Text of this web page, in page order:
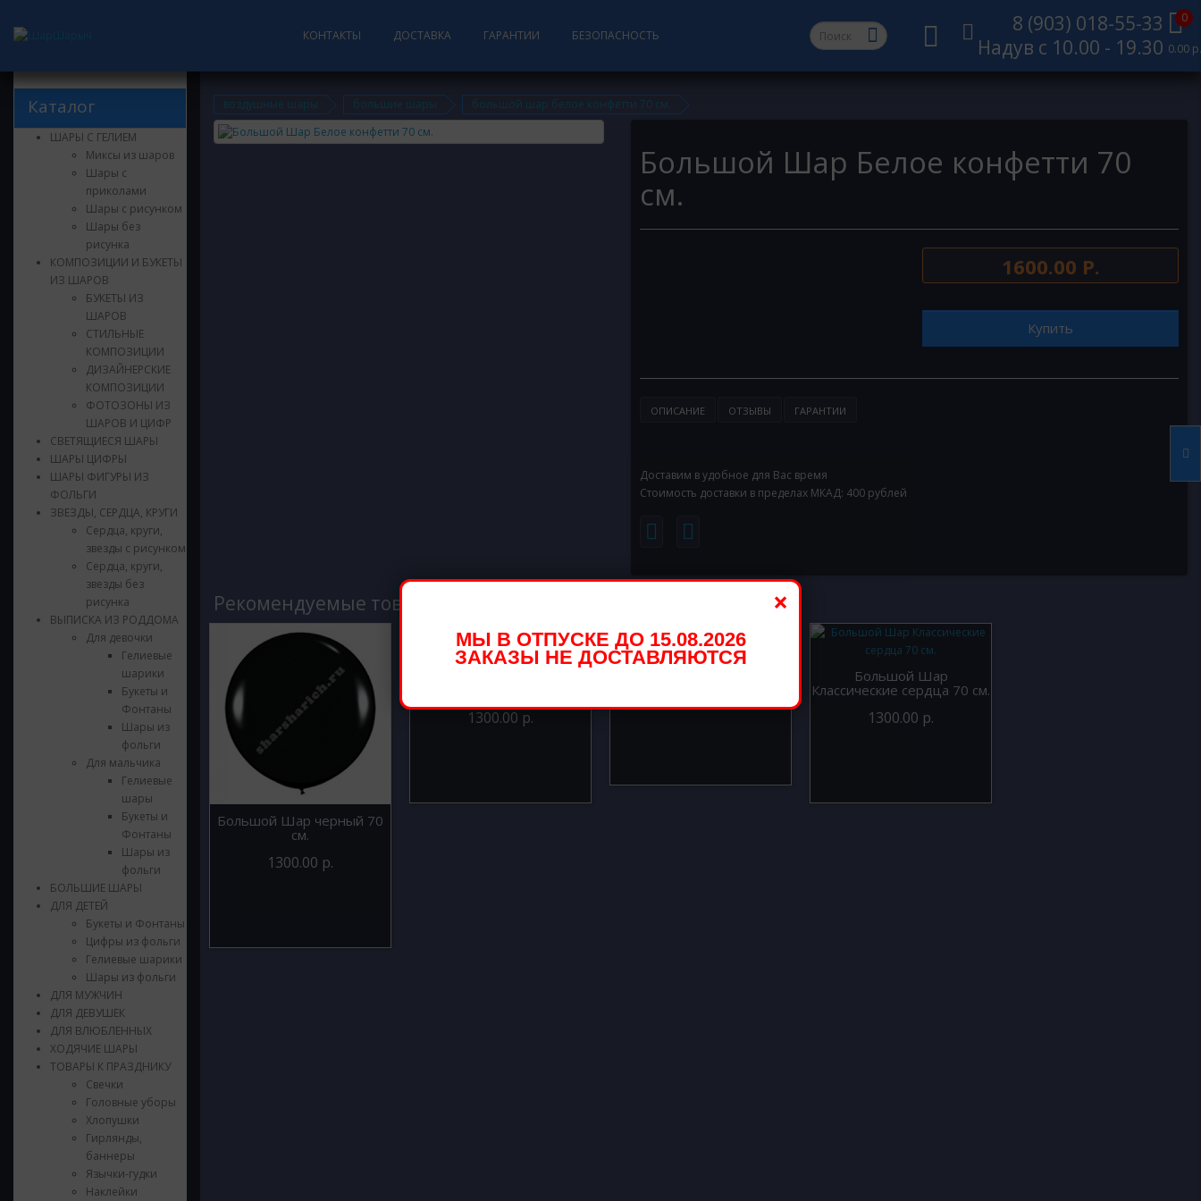
КОНТАКТЫ ДОСТАВКА ГАРАНТИИ БЕЗОПАСНОСТЬ
8 (903) 018-55-33
Надув с 10.00 - 19.30
0
0.00 р.
Каталог
ШАРЫ С ГЕЛИЕМ
Миксы из шаров
Шары с
приколами
Шары с рисунком
Шары без
рисунка
КОМПОЗИЦИИ И БУКЕТЫ
ИЗ ШАРОВ
БУКЕТЫ ИЗ
ШАРОВ
СТИЛЬНЫЕ
КОМПОЗИЦИИ
ДИЗАЙНЕРСКИЕ
КОМПОЗИЦИИ
ФОТОЗОНЫ ИЗ
ШАРОВ И ЦИФР
СВЕТЯЩИЕСЯ ШАРЫ
ШАРЫ ЦИФРЫ
ШАРЫ ФИГУРЫ ИЗ
ФОЛЬГИ
ЗВЕЗДЫ, СЕРДЦА, КРУГИ
Сердца, круги,
звезды с рисунком
Сердца, круги,
звезды без
рисунка
ВЫПИСКА ИЗ РОДДОМА
Для девочки
Гелиевые
шарики
Букеты и
Фонтаны
Шары из
фольги
Для мальчика
Гелиевые
шары
Букеты и
Фонтаны
Шары из
фольги
БОЛЬШИЕ ШАРЫ
ДЛЯ ДЕТЕЙ
Букеты и Фонтаны
Цифры из фольги
Гелиевые шарики
Шары из фольги
ДЛЯ МУЖЧИН
ДЛЯ ДЕВУШЕК
ДЛЯ ВЛЮБЛЕННЫХ
ХОДЯЧИЕ ШАРЫ
ТОВАРЫ К ПРАЗДНИКУ
Свечки
Головные уборы
Хлопушки
Гирлянды,
баннеры
Язычки-гудки
Наклейки
воздушные шары большие шары большой шар белое конфетти 70 см.
Большой Шар Белое конфетти 70
см.
1600.00 Р.
Купить
ОПИСАНИЕ ОТЗЫВЫ ГАРАНТИИ
Доставим в удобное для Вас время
Стоимость доставки в пределах МКАД: 400 рублей
Рекомендуемые товары
Большой Шар черный 70
см.
1300.00 р.
1300.00 р.
Большой Шар голубой 70
Большой Шар
Классические сердца 70 см.
1300.00 р.
×
МЫ В ОТПУСКЕ ДО 15.08.2026
ЗАКАЗЫ НЕ ДОСТАВЛЯЮТСЯ